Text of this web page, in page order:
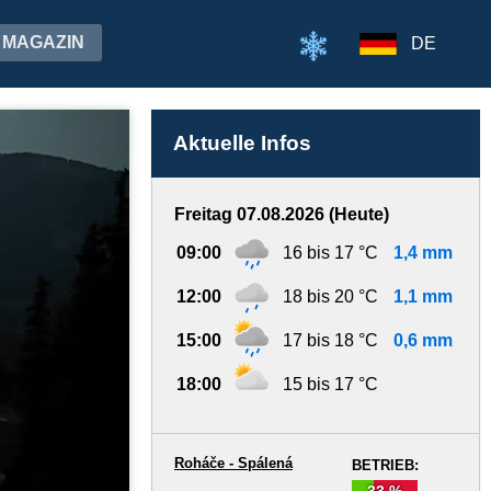
MAGAZIN DE
Aktuelle Infos
Freitag 07.08.2026 (Heute)
09:00 16 bis 17 °C 1,4 mm
12:00 18 bis 20 °C 1,1 mm
15:00 17 bis 18 °C 0,6 mm
18:00 15 bis 17 °C
BETRIEB:
Roháče - Spálená